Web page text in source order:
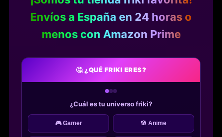
Envíos a España en 24 horas o
menos con Amazon Prime
🤔 ¿QUÉ FRIKI ERES?
¿Cuál es tu universo friki?
🎮 Gamer 🌸 Anime